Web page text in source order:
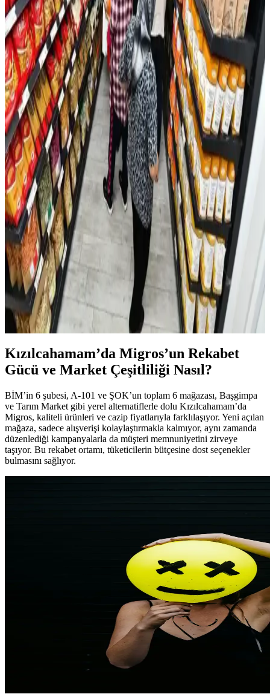
Marketlerde En Çok Tercih Edilen Milkshake
Türleri ve Popüler Markalar Analizi
Marketlerde en çok tercih edilen milkshake'ler, çikolatalı ve vanilyalı
aromalarla öne çıkar. Uygun fiyat ve erişilebilirlik, tüketici
tercihlerinde önemli rol oynar.
Litvanya'da IKI Marketinde 3 Euro'luk Kahvaltı ve
Market Zincirleri Fiyat İncelemesi
Litvanya'da IKI marketinden alınan kahvaltının maliyeti 2.79 Euro
olup, yerel ürünler ve indirimlerle fiyatlar uygun seviyede
tutulmaktadır. Bölgesel market zincirleri ve fiyat politikaları
detaylıca incelenmiştir.
Sıcak Su Torbası Kullanımı ve Güvenlik İpuçları
Evde Rahatlık Sağlar
Sıcak su torbaları, evde konfor ve sağlık için ideal. Güvenli kullanım
ve bakım ipuçlarıyla yaşam kalitenizi artırın.
İzmir'de Ekonomik Alışveriş Rehberi: Uygun Fiyatlı
Market ve Pazar Seçenekleri
İzmir'de uygun fiyatlı alışveriş için marketler ve pazarlar, dikkat
edilmesi gerekenler ve alışveriş ipuçları hakkında bilgilendirici
rehber.
Kızılcahamam’da Migros’un Rekabet
Gücü ve Market Çeşitliliği Nasıl?
BİM’in 6 şubesi, A-101 ve ŞOK’un toplam 6 mağazası, Başgimpa
ve Tarım Market gibi yerel alternatiflerle dolu Kızılcahamam’da
Migros, kaliteli ürünleri ve cazip fiyatlarıyla farklılaşıyor. Yeni açılan
mağaza, sadece alışverişi kolaylaştırmakla kalmıyor, aynı zamanda
düzenlediği kampanyalarla da müşteri memnuniyetini zirveye
taşıyor. Bu rekabet ortamı, tüketicilerin bütçesine dost seçenekler
bulmasını sağlıyor.